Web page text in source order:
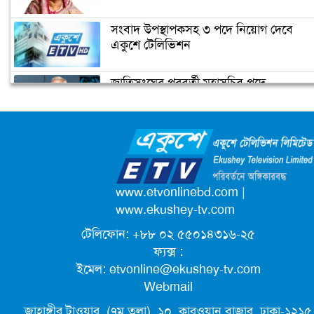
বঙ্গবন্ধুর ভাষণের লোকায়তিক মাত্রা
বঙ্গবন্ধুর খুনিদের ফিরিয়ে এনে রায় কার্যকর
সংবাদ উপস্থাপকসহ ৩ পদে নিয়োগ দেবে
একুশে টেলিভিশন
জাতিসংঘের পরবর্তী মহাসচিব পদে
ক্যাম্পাস অ্যাম্বাসেডর নিয়োগ দিচ্ছে একুশে
টেলিভিশন
পদোন্নতি পেয়ে সচিব হলেন ২ কর্মকর্তা
লিগ্যাল এইডের মাধ্যমে সন্তান ফিরে পেল
সেই কিশোরী মা জুঁই
জেট ফুয়েলের দাম কমলো লিটারে ১৯ টাকা
www.etvonlinebd.com |
www.ekushey-tv.com
টেলিফোন: +৮৮ ০২ ৫৫০১৪৩১৬-২৫
ফ্যক্স :
ইমেল: etvonline@ekushey-tv.com
Webmail